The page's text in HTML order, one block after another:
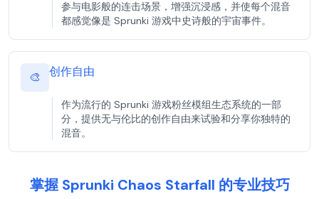
参与电影般的连击场景，增强沉浸感，并使每个混音
都感觉像是 Sprunki 游戏中史诗般的宇宙事件。
🎨 创作自由
作为流行的 Sprunki 游戏粉丝模组生态系统的一部
分，提供无与伦比的创作自由来试验和分享你独特的
混音。
掌握 Sprunki Chaos Starfall 的专业技巧